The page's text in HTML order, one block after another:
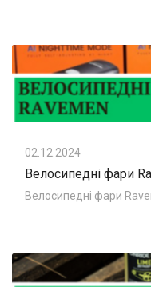
02.12.2024
Велосипедні фари